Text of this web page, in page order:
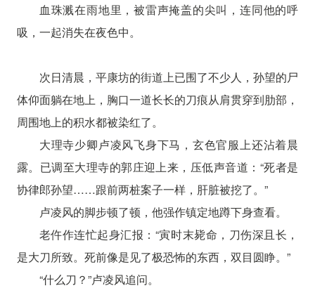
血珠溅在雨地里，被雷声掩盖的尖叫，连同他的呼
吸，一起消失在夜色中。
次日清晨，平康坊的街道上已围了不少人，孙望的尸
体仰面躺在地上，胸口一道长长的刀痕从肩贯穿到肋部，
周围地上的积水都被染红了。
大理寺少卿卢凌风飞身下马，玄色官服上还沾着晨
露。已调至大理寺的郭庄迎上来，压低声音道：“死者是
协律郎孙望……跟前两桩案子一样，肝脏被挖了。”
卢凌风的脚步顿了顿，他强作镇定地蹲下身查看。
老仵作连忙起身汇报：“寅时末毙命，刀伤深且长，
是大刀所致。死前像是见了极恐怖的东西，双目圆睁。”
“什么刀？”卢凌风追问。